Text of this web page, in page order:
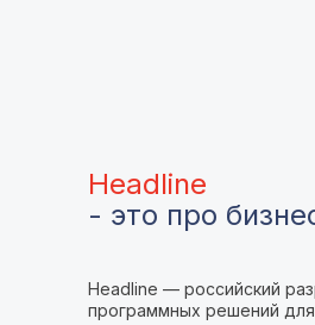
Headline
- это про
Headline — российский
программных решений